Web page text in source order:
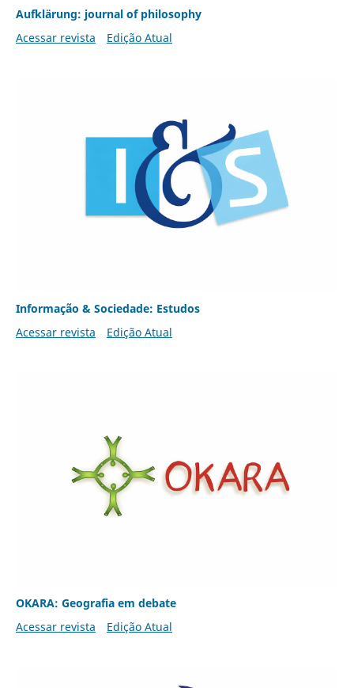
Aufklärung: journal of philosophy
Acessar revista
Edição Atual
Informação & Sociedade: Estudos
Acessar revista
Edição Atual
OKARA: Geografia em debate
Acessar revista
Edição Atual